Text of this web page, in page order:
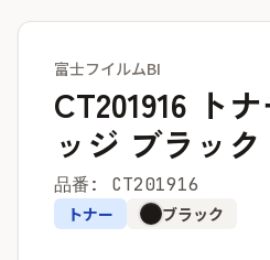
富士フイルムBI
CT201916 ト
ッジ ブラック
品番: CT201916
トナー ブラック